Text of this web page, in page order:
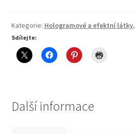
vícehran
(černá+zlatá
hologram)
quantity
Kategorie: Hologramové a efektní látky,
Sdílejte:
Další informace